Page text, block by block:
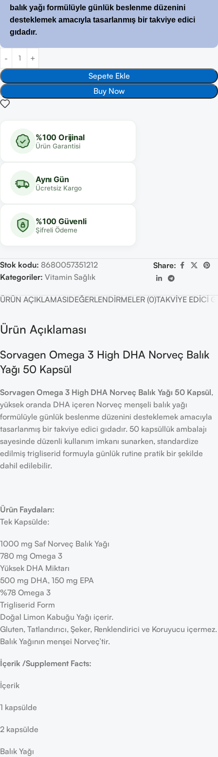
balık yağı formülüyle günlük beslenme düzenini
desteklemek amacıyla tasarlanmış bir takviye edici
gıdadır.
Sepete Ekle
Buy Now
%100 Orijinal
Ürün Garantisi
Aynı Gün
Ücretsiz Kargo
%100 Güvenli
Şifreli Ödeme
Stok kodu: 8680057351212
Kategoriler: Vitamin Sağlık
Share:
ÜRÜN AÇIKLAMASIDEĞERLENDIRMELER (0)TAKVIYE EDICI
Ürün Açıklaması
Sorvagen Omega 3 High DHA Norveç Balık
Yağı 50 Kapsül
Sorvagen Omega 3 High DHA Norveç Balık Yağı 50 Kapsül,
yüksek oranda DHA içeren Norveç menşeli balık yağı
formülüyle günlük beslenme düzenini desteklemek amacıyla
tasarlanmış bir takviye edici gıdadır. 50 kapsüllük ambalajı
sayesinde düzenli kullanım imkanı sunarken, standardize
edilmiş trigliserid formuyla günlük rutine pratik bir şekilde
dahil edilebilir.
Ürün Faydaları:
Tek Kapsülde:
1000 mg Saf Norveç Balık Yağı
780 mg Omega 3
Yüksek DHA Miktarı
500 mg DHA, 150 mg EPA
%78 Omega 3
Trigliserid Form
Doğal Limon Kabuğu Yağı içerir.
Gluten, Tatlandırıcı, Şeker, Renklendirici ve Koruyucu içermez.
Balık Yağının menşei Norveç’tir.
İçerik /Supplement Facts:
İçerik
1 kapsülde
2 kapsülde
Balık Yağı